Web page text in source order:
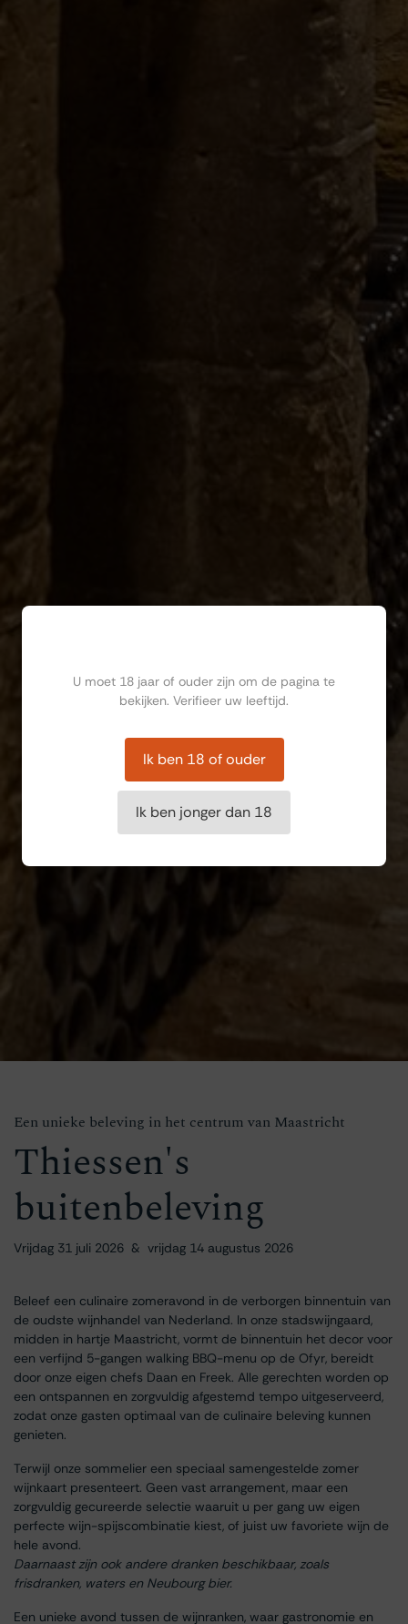
Een unieke beleving in het centrum van Maastricht
Thiessen's
buitenbeleving
Vrijdag 31 juli 2026 & vrijdag 14 augustus 2026
Beleef een culinaire zomeravond in de verborgen binnentuin van
de oudste wijnhandel van Nederland. In onze stadswijngaard,
midden in hartje Maastricht, vormt de binnentuin het decor voor
een verfijnd 5-gangen walking BBQ-menu op de Ofyr, bereidt
door onze eigen chefs Daan en Freek. Alle gerechten worden op
een ontspannen en zorgvuldig afgestemd tempo uitgeserveerd,
zodat onze gasten optimaal van de culinaire beleving kunnen
genieten.
Terwijl onze sommelier een speciaal samengestelde zomer
wijnkaart presenteert. Geen vast arrangement, maar een
zorgvuldig gecureerde selectie waaruit u per gang uw eigen
perfecte wijn-spijscombinatie kiest, of juist uw favoriete wijn de
hele avond.
Daarnaast zijn ook andere dranken beschikbaar, zoals
frisdranken, waters en Neubourg bier.
Een unieke avond tussen de wijnranken, waar gastronomie en
U moet 18 jaar of ouder zijn om de pagina te
bekijken. Verifieer uw leeftijd.
Ik ben 18 of ouder
Ik ben jonger dan 18